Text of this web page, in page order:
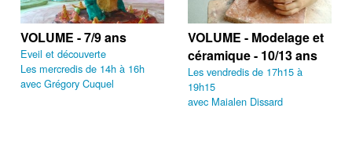
VOLUME - 7/9 ans
Eveil et découverte
Les mercredis de 14h à 16h
avec Grégory Cuquel
VOLUME - Modelage et
céramique - 10/13 ans
Les vendredis de 17h15 à
19h15
avec Maialen Dissard